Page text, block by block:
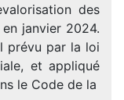
des
janvier 2024.
prévu par la loi
et appliqué
le Code de la